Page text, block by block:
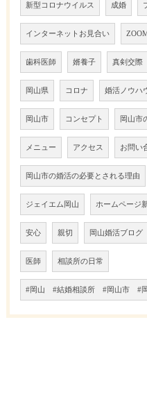
新型コロナウイルス 成婚
インターネットお見合い
歯科医師 婿養子 真剣交際
岡山県 コロナ 婚活ノウハ
岡山市 コンセプト 岡山市
メニュー アクセス お問い
岡山市の婚活の必要とされる理由
ジェイエム岡山 ホームページ
安心 親切 岡山婚活ブログ
医師 相談所の日常
#岡山 #結婚相談所 #岡山市 #